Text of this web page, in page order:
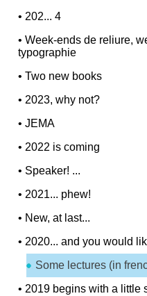
• 202... 4
•Week-ends de reliure,
typographie
•Two new books
• 2023, why not?
•JEMA
• 2022 is coming
• Speaker! ...
• 2021... phew!
• New, at last...
• 2020... and you would
Some lectures (in
• 2019 begins with a little